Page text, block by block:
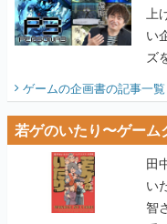
ビ
ゲームの企画書の記事一覧
若ゲのいたり〜ゲー
田
い
智
重
【